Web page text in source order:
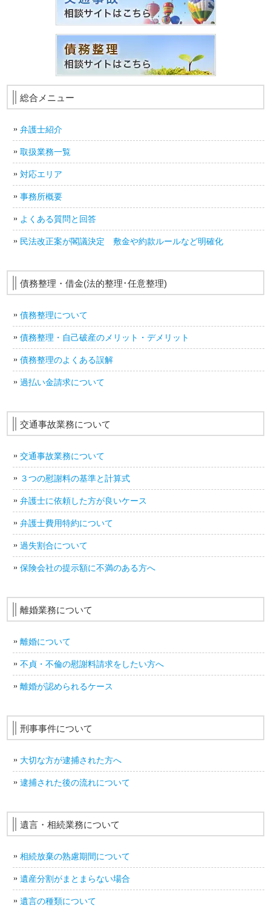
総合メニュー
弁護士紹介
取扱業務一覧
対応エリア
事務所概要
よくある質問と回答
民法改正案が閣議決定 敷金や約款ルールなど明確化
債務整理・借金(法的整理･任意整理)
債務整理について
債務整理・自己破産のメリット・デメリット
債務整理のよくある誤解
過払い金請求について
交通事故業務について
交通事故業務について
３つの慰謝料の基準と計算式
弁護士に依頼した方が良いケース
弁護士費用特約について
過失割合について
保険会社の提示額に不満のある方へ
離婚業務について
離婚について
不貞・不倫の慰謝料請求をしたい方へ
離婚が認められるケース
刑事事件について
大切な方が逮捕された方へ
逮捕された後の流れについて
遺言・相続業務について
相続放棄の熟慮期間について
遺産分割がまとまらない場合
遺言の種類について